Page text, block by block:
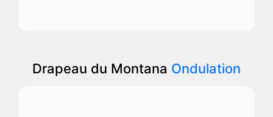
Drapeau du Montana Ondulation